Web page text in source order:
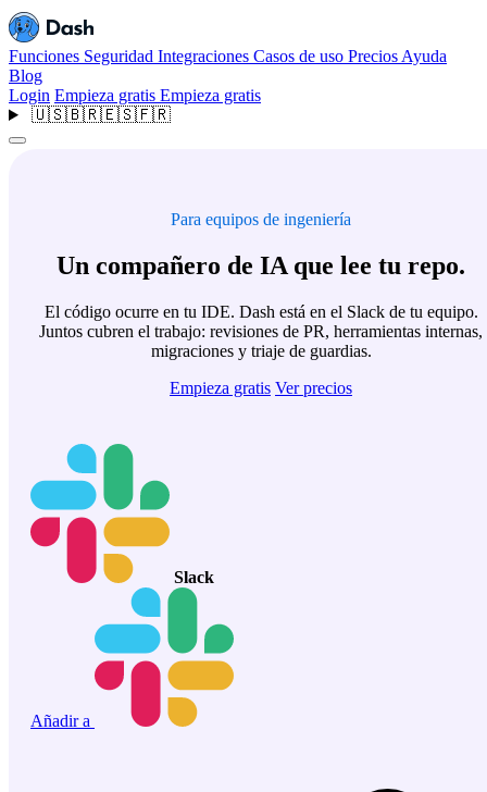
Funciones Seguridad Integraciones Casos de uso Precios Ayuda
Blog
Login Empieza gratis Empieza gratis
🇺🇸🇧🇷🇪🇸🇫🇷
Para equipos de ingeniería
Un compañero de IA que lee tu repo.
El código ocurre en tu IDE. Dash está en el Slack de tu equipo.
Juntos cubren el trabajo: revisiones de PR, herramientas internas,
migraciones y triaje de guardias.
Empieza gratis Ver precios
Slack
Añadir a